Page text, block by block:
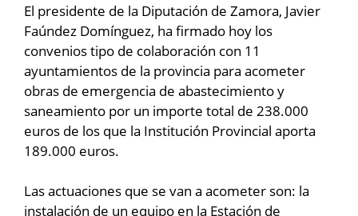
El presidente de la Diputación de Zamora, Javier
Faúndez Domínguez, ha firmado hoy los
convenios tipo de colaboración con 11
ayuntamientos de la provincia para acometer
obras de emergencia de abastecimiento y
saneamiento por un importe total de 238.000
euros de los que la Institución Provincial aporta
189.000 euros.
Las actuaciones que se van a acometer son: la
instalación de un equipo en la Estación de